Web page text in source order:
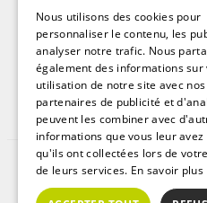
Annonces
Annonces
Annonces
©2025 | Tous
Plan
Nous utilisons des cookies pour
personnaliser le contenu, les
analyser notre trafic. Nous
également des informations sur
utilisation de notre site avec nos
partenaires de publicité et
peuvent les combiner avec
informations que vous leur
qu'ils ont collectées lors de
de leurs services. En savoir plus